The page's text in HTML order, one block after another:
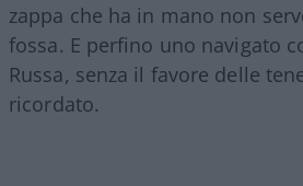
zappa che ha in mano non
fossa. E perfino uno navigato
Russa, senza il favore delle
ricordato.